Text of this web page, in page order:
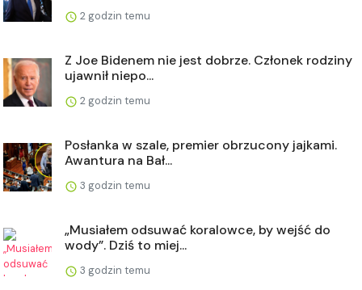
2 godzin temu
Z Joe Bidenem nie jest dobrze. Członek rodziny
ujawnił niepo...
2 godzin temu
Posłanka w szale, premier obrzucony jajkami.
Awantura na Bał...
3 godzin temu
„Musiałem odsuwać koralowce, by wejść do
wody”. Dziś to miej...
3 godzin temu